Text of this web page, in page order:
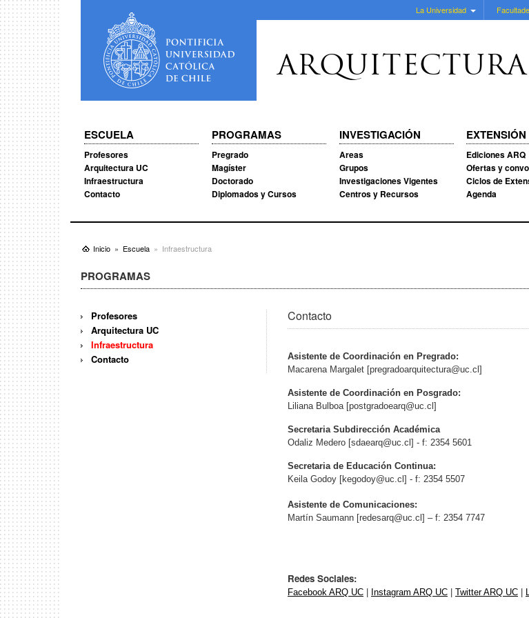
La Universidad
ARQUITECTURA
ESCUELA
Profesores
Arquitectura UC
Infraestructura
Contacto
PROGRAMAS
Pregrado
Magíster
Doctorado
Diplomados y Cursos
INVESTIGACIÓN
Areas
Grupos
Investigaciones Vigentes
Centros y Recursos
EXTENSIÓN
Ediciones ARQ
Ofertas y
Ciclos de
Agenda
Inicio Escuela Infraestructura
PROGRAMAS
Contacto
Asistente de Coordinación en Pregrado:
Macarena Margalet [pregradoarquitectura@uc.cl ]
Asistente de Coordinación en Posgrado:
Liliana Bulboa [postgradoearq@uc.cl ]
Secretaria Subdirección Académica
Odaliz Medero [sdaearq@uc.cl ] - f: 2354 5601
Secretaria de Educación Continua:
Keila Godoy [kegodoy@uc.cl ] - f: 2354 5507
Asistente de Comunicaciones:
Martín Saumann [redesarq@uc.cl ] – f: 2354 7747
Redes Sociales:
Facebook ARQ UC Instagram ARQ UC Twitter ARQ UC
Profesores
Arquitectura UC
Infraestructura
Contacto